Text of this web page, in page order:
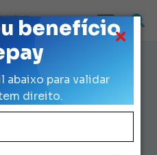
benefício
abaixo para validar
direito.
Uniforme
São Paulo
kit medio
R$ 560